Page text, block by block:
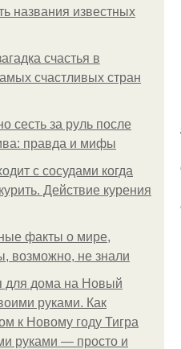
названия известных
счастья в
счастливых стран
сесть за руль после
правда и мифы
с сосудами когда
Действие курения
факты о мире,
возможно, не знали
для дома на Новый
руками. Как
к Новому году Тигра
руками — просто и